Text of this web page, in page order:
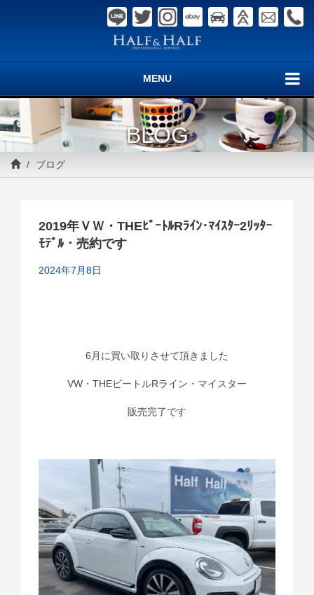
MENU
BLOG
ブログ
2019年ＶＷ・THEﾋﾞｰﾄﾙRﾗｲﾝ･ﾏｲｽﾀｰ2ﾘｯﾀｰ
ﾓﾃﾞﾙ・売約です
2024年7月8日
6月に買い取りさせて頂きました
VW・THEビートルRライン・マイスター
販売完了です